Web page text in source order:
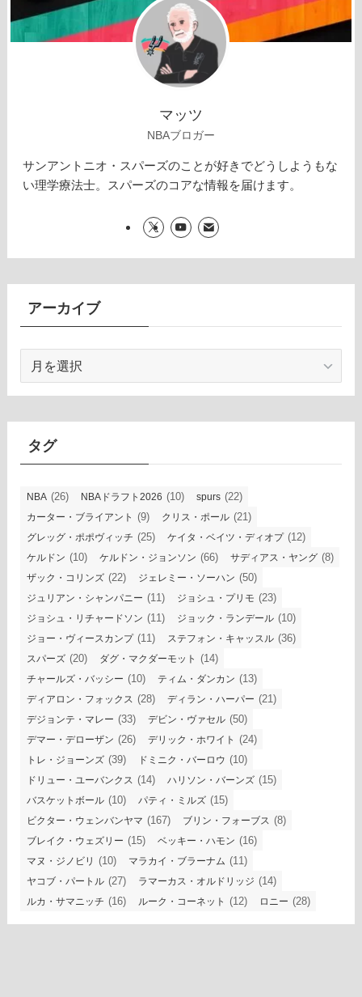
マッツ
NBAブロガー
サンアントニオ・スパーズのことが好きでどうしようもな
い理学療法士。スパーズのコアな情報を届けます。
アーカイブ
カ
イ
タグ
NBA (26) NBAドラフト2026 (10) spurs (22)
カーター・ブライアント (9) クリス・ポール (21)
グレッグ・ポポヴィッチ (25) ケイタ・ベイツ・ディオプ(12)
ケルドン (10) ケルドン・ジョンソン (66) サディアス・ヤング (8)
ザック・コリンズ (22) ジェレミー・ソーハン (50)
ジュリアン・シャンパニー (11) ジョシュ・プリモ (23)
ジョシュ・リチャードソン (11) ジョック・ランデール (10)
ジョー・ヴィースカンプ(11) ステフォン・キャッスル (36)
スパーズ (20) ダグ・マクダーモット (14)
チャールズ・バッシー (10) ティム・ダンカン (13)
ディアロン・フォックス (28) ディラン・ハーパー (21)
デジョンテ・マレー (33) デビン・ヴァセル (50)
デマー・デローザン (26) デリック・ホワイト (24)
トレ・ジョーンズ (39) ドミニク・バーロウ (10)
ドリュー・ユーバンクス (14) ハリソン・バーンズ (15)
バスケットボール (10) パティ・ミルズ (15)
ビクター・ウェンバンヤマ (167) ブリン・フォーブス (8)
ブレイク・ウェズリー (15) ベッキー・ハモン (16)
マヌ・ジノビリ (10) マラカイ・ブラーナム (11)
ヤコブ・パートル (27) ラマーカス・オルドリッジ (14)
ルカ・サマニッチ (16) ルーク・コーネット (12) ロニー (28)